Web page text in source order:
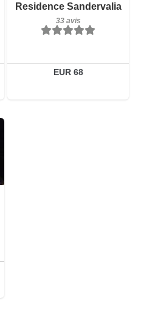
Residence Sandervalia
33 avis
EUR 68
Réserver